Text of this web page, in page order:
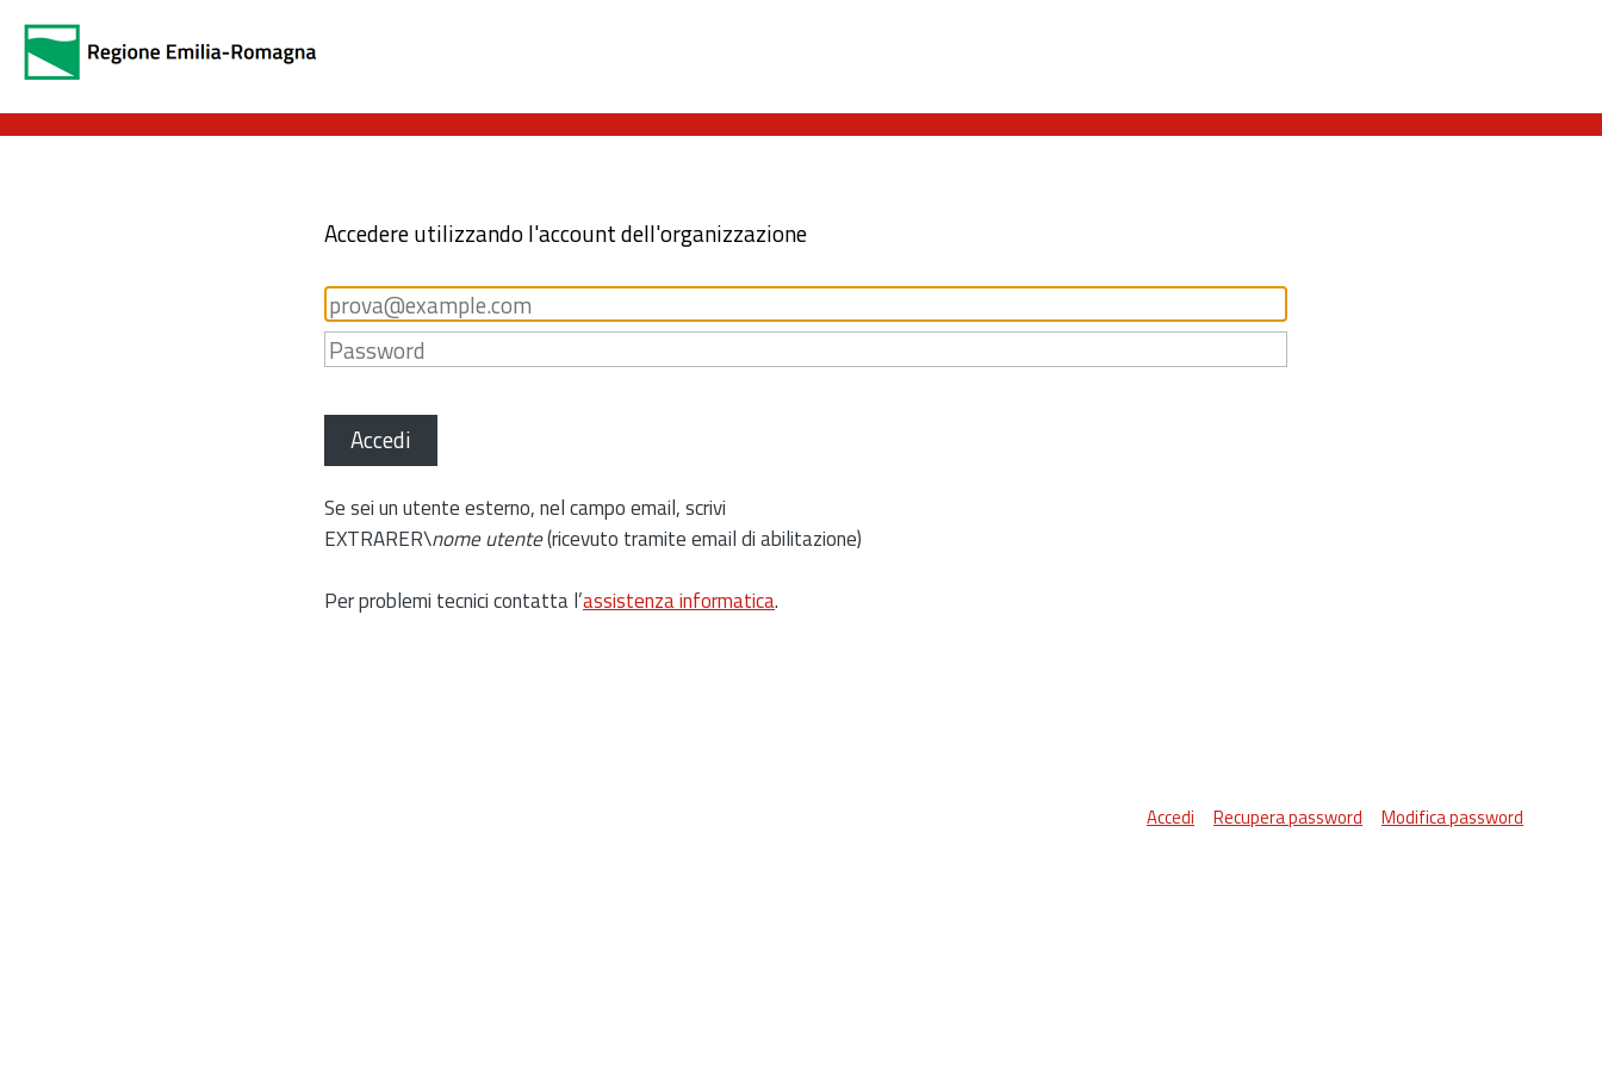
Accedere utilizzando l'account dell'organizzazione
Accedi
Se sei un utente esterno, nel campo email, scrivi
EXTRARER\nome utente(ricevuto tramite email di abilitazione)
Per problemi tecnici contatta l’assistenza informatica.
Accedi Recupera password Modifica password